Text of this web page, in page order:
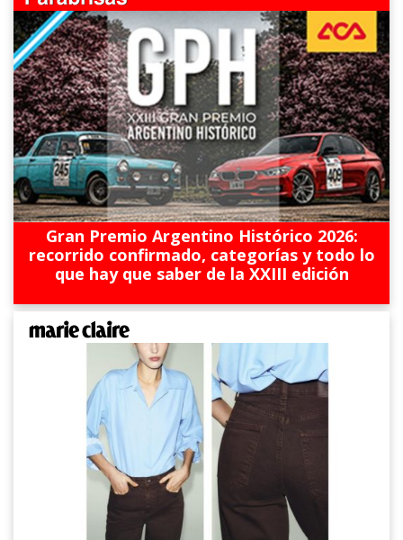
Gran Premio Argentino Histórico 2026:
recorrido confirmado, categorías y todo lo
que hay que saber de la XXIII edición